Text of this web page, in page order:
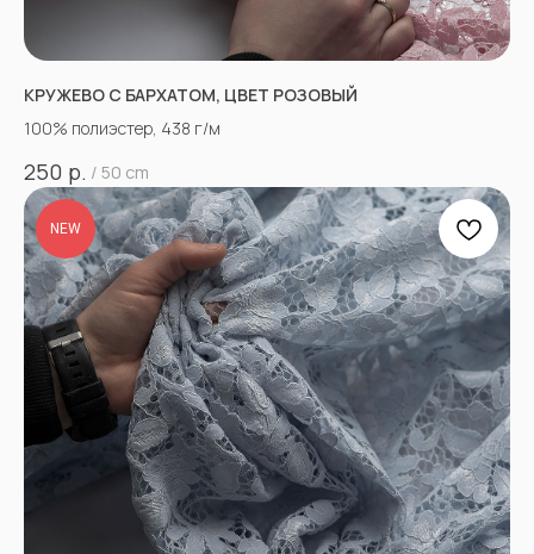
КРУЖЕВО С БАРХАТОМ, ЦВЕТ РОЗОВЫЙ
100% полиэстер, 438 г/м
250 р. / 50 cm
NEW